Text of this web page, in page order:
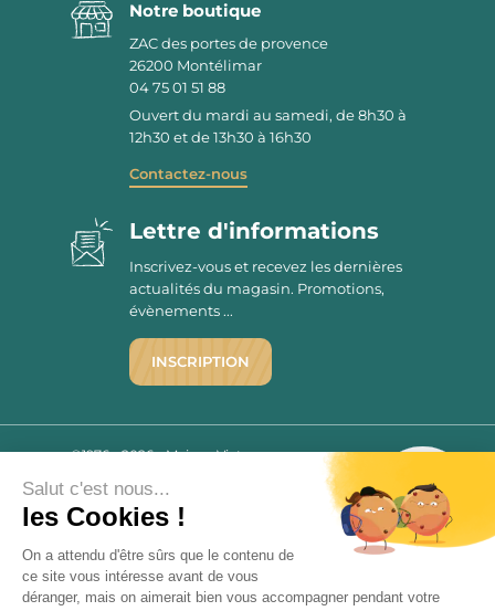
Notre boutique
ZAC des portes de provence
26200 Montélimar
04 75 01 51 88
Ouvert du mardi au samedi, de 8h30 à
12h30 et de 13h30 à 16h30
Contactez-nous
2780 AVIS
9.7/10
Lettre d'informations
Inscrivez-vous et recevez les dernières
actualités du magasin. Promotions,
évènements ...
INSCRIPTION
©1976 - 2026 - Maison Victor
Qui sommes-nous ?
Mentions légales
C.G.V.
Politique de confidentialité
FAQ
Livraisons
Salut c'est nous...
les Cookies !
On a attendu d'être sûrs que le contenu de
ce site vous intéresse avant de vous
déranger, mais on aimerait bien vous accompagner pendant votre